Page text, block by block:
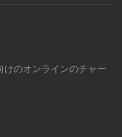
けのオンラインのチャー